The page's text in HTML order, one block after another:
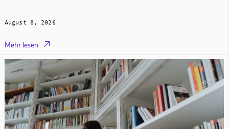
August 8, 2026
Mehr lesen 